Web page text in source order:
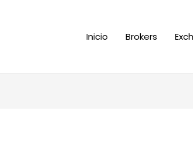
Inicio Brokers